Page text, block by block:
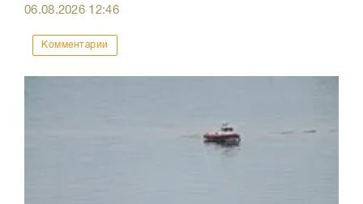
06.08.2026 12:46
Комментарии